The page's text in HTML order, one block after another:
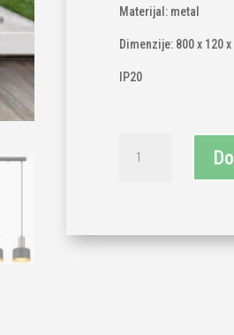
Materijal: metal
Dimenzije: 800 x 120
IP20
crno-